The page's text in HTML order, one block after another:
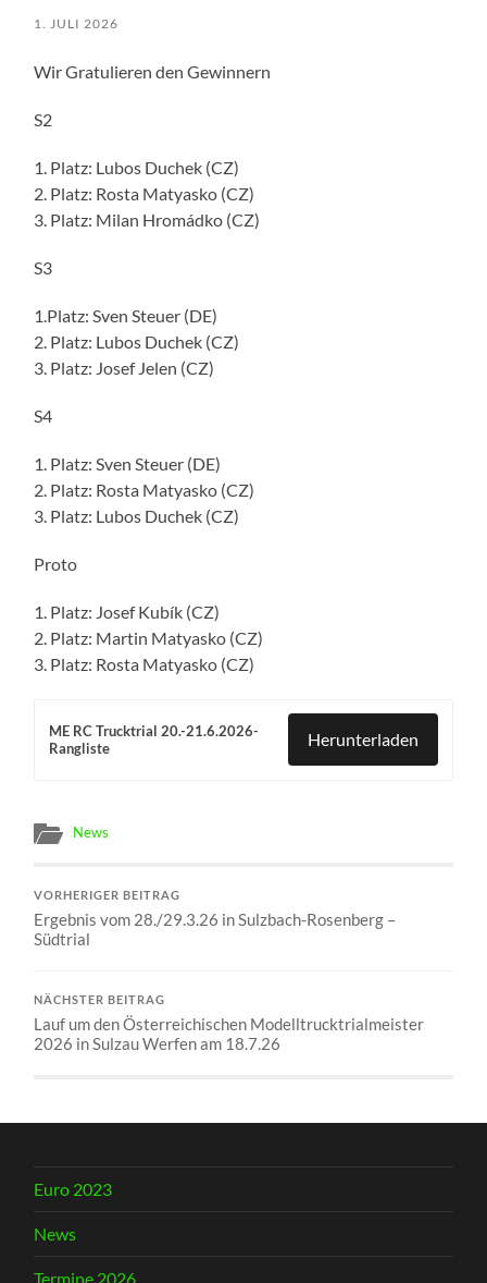
1. JULI 2026
Wir Gratulieren den Gewinnern
S2
1. Platz: Lubos Duchek (CZ)
2. Platz: Rosta Matyasko (CZ)
3. Platz: Milan Hromádko (CZ)
S3
1.Platz: Sven Steuer (DE)
2. Platz: Lubos Duchek (CZ)
3. Platz: Josef Jelen (CZ)
S4
1. Platz: Sven Steuer (DE)
2. Platz: Rosta Matyasko (CZ)
3. Platz: Lubos Duchek (CZ)
Proto
1. Platz: Josef Kubík (CZ)
2. Platz: Martin Matyasko (CZ)
3. Platz: Rosta Matyasko (CZ)
ME RC Trucktrial 20.-21.6.2026-
Rangliste
Herunterladen
News
VORHERIGER BEITRAG
Ergebnis vom 28./29.3.26 in Sulzbach-Rosenberg –
Südtrial
NÄCHSTER BEITRAG
Lauf um den Österreichischen Modelltrucktrialmeister
2026 in Sulzau Werfen am 18.7.26
Euro 2023
News
Termine 2026